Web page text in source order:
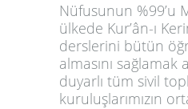
Nüfusunun %99’u
ülkede Kur’ân-ı
derslerini bütün
almasını sağlamak
duyarlı tüm sivil
kuruluşlarımızın